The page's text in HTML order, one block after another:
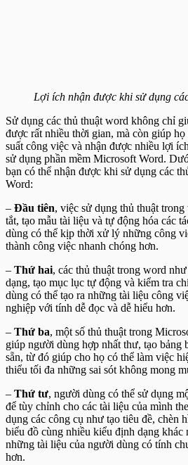
Lợi ích nhận được khi sử dụng
Sử dụng các thủ thuật word không chỉ
được rất nhiều thời gian, mà còn giúp
suất công việc và nhận được nhiều lợi
sử dụng phần mềm Microsoft Word.
bạn có thể nhận được khi sử dụng các
Word:
– Đầu tiên, việc sử dụng thủ thuật
tắt, tạo mẫu tài liệu và tự động hóa các
dùng có thể kịp thời xử lý những công
thành công việc nhanh chóng hơn.
– Thứ hai, các thủ thuật trong word
dạng, tạo mục lục tự động và kiểm tra
dùng có thể tạo ra những tài liệu công
nghiệp với tính dễ đọc và dễ hiểu hơn.
– Thứ ba, một số thủ thuật trong
giúp người dùng hợp nhất thư, tạo bảng
sẵn, từ đó giúp cho họ có thể làm việc
thiểu tối đa những sai sót không mong
– Thứ tư, người dùng có thể sử dụng
để tùy chỉnh cho các tài liệu của mình
dụng các công cụ như tạo tiêu đề, chèn
biểu đồ cùng nhiều kiểu định dạng
những tài liệu của người dùng có tính
hơn.